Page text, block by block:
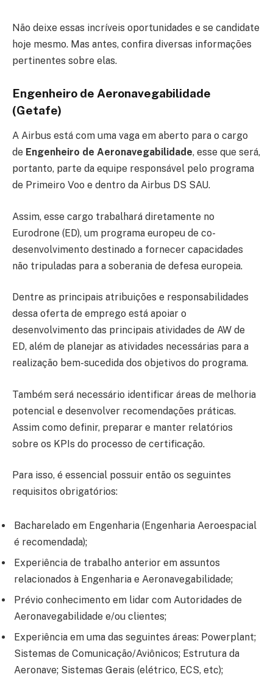
Não deixe essas incríveis oportunidades e se candidate
hoje mesmo. Mas antes, confira diversas informações
pertinentes sobre elas.
Engenheiro de Aeronavegabilidade
(Getafe)
A Airbus está com uma vaga em aberto para o cargo
de Engenheiro de Aeronavegabilidade, esse que será,
portanto, parte da equipe responsável pelo programa
de Primeiro Voo e dentro da Airbus DS SAU.
Assim, esse cargo trabalhará diretamente no
Eurodrone (ED), um programa europeu de co-
desenvolvimento destinado a fornecer capacidades
não tripuladas para a soberania de defesa europeia.
Dentre as principais atribuições e responsabilidades
dessa oferta de emprego está apoiar o
desenvolvimento das principais atividades de AW de
ED, além de planejar as atividades necessárias para a
realização bem-sucedida dos objetivos do programa.
Também será necessário identificar áreas de melhoria
potencial e desenvolver recomendações práticas.
Assim como definir, preparar e manter relatórios
sobre os KPIs do processo de certificação.
Para isso, é essencial possuir então os seguintes
requisitos obrigatórios:
Bacharelado em Engenharia (Engenharia Aeroespacial
é recomendada);
Experiência de trabalho anterior em assuntos
relacionados à Engenharia e Aeronavegabilidade;
Prévio conhecimento em lidar com Autoridades de
Aeronavegabilidade e/ou clientes;
Experiência em uma das seguintes áreas: Powerplant;
Sistemas de Comunicação/Aviônicos; Estrutura da
Aeronave; Sistemas Gerais (elétrico, ECS, etc);